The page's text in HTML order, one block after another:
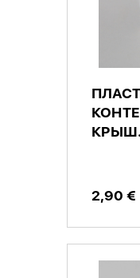
2,90 €